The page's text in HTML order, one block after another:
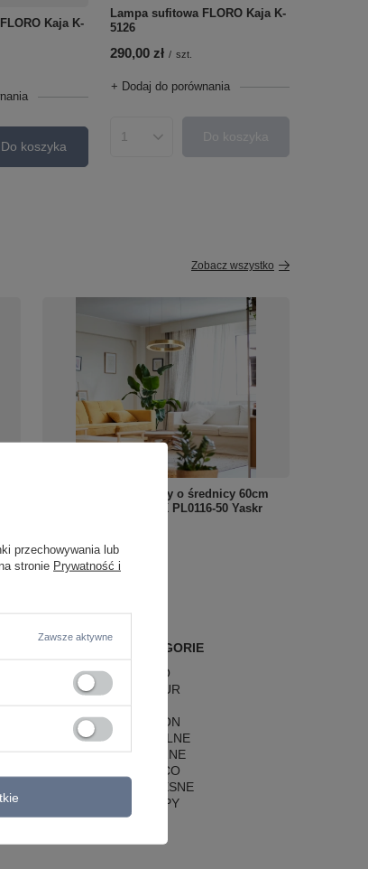
Kaja K-
Do koszyka
Lampa sufitowa FLORO Kaja K-
5126
290,00 zł / szt.
+ Dodaj do porównania
Ilość produktówDo koszyka
Zobacz wszystko
Złoty pierścień wiszący o średnicy 60cm
Aurum S 1xLED 3000K PL0116-50 Yaskr
POPULARNE KATEGORIE
LAMPY RETRO
LAMPY GLAMOUR
LAMPY HAMPTON
LAMPY RUSTYKALNE
LAMPY KLASYCZNE
LAMPY ART DECO
LAMPY NOWOCZESNE
STYLOWE LAMPY
przechowywania lub
stronie Prywatność i
Zawsze aktywne